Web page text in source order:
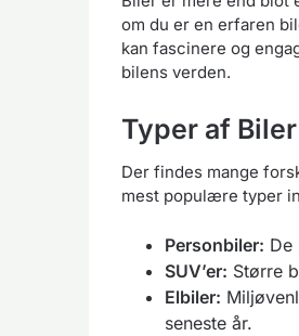
om du er en erfaren
kan fascinere og
bilens verden.
Typer af Biler
Der findes mange
mest populære typer
Personbiler: De
SUV’er: Større
Elbiler:
seneste år.